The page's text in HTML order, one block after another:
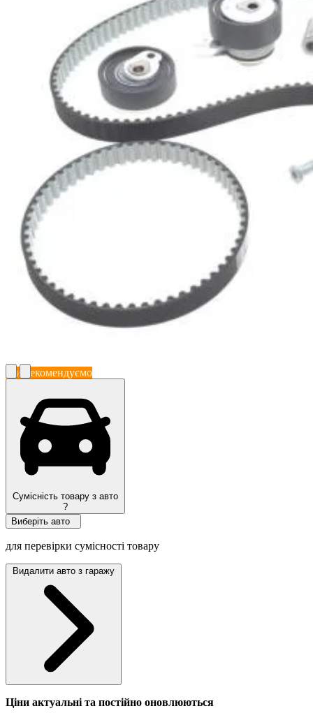
Ми рекомендуємо
Сумісність товару з авто
?
Виберіть авто
для перевірки сумісності товару
Видалити авто з гаражу
Ціни актуальні та постійно оновлюються